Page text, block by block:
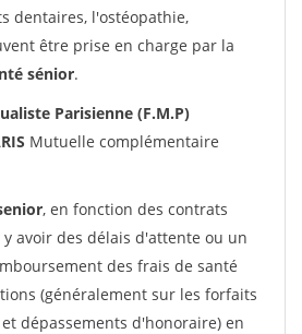
dentaires, l'ostéopathie,
être prise en charge par la
sénior.
Parisienne (F.M.P)
Mutuelle complémentaire
, en fonction des contrats
avoir des délais d'attente ou un
des frais de santé
(généralement sur les forfaits
dépassements d'honoraire) en